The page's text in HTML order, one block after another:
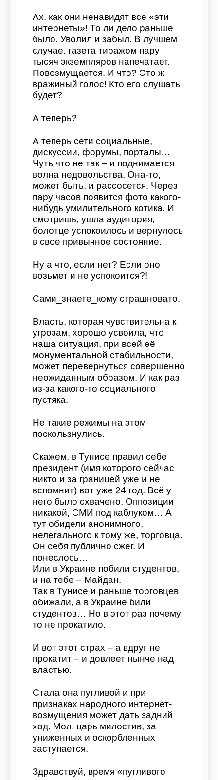
Ах, как они ненавидят все «эти
интернеты»! То ли дело раньше
было. Уволил и забыл. В лучшем
случае, газета тиражом пару
тысяч экземпляров напечатает.
Повозмущается. И что? Это ж
вражиный голос! Кто его слушать
будет?
А теперь?
А теперь сети социальные,
дискуссии, форумы, порталы…
Чуть что не так – и поднимается
волна недовольства. Она-то,
может быть, и рассосется. Через
пару часов появится фото какого-
нибудь умилительного котика. И
смотришь, ушла аудитория,
болотце успокоилось и вернулось
в свое привычное состояние.
Ну а что, если нет? Если оно
возьмет и не успокоится?!
Сами_знаете_кому страшновато.
Власть, которая чувствительна к
угрозам, хорошо усвоила, что
наша ситуация, при всей её
монументальной стабильности,
может перевернуться совершенно
неожиданным образом. И как раз
из-за какого-то социального
пустяка.
Не такие режимы на этом
поскользнулись.
Скажем, в Тунисе правил себе
президент (имя которого сейчас
никто и за границей уже и не
вспомнит) вот уже 24 год. Всё у
него было схвачено. Оппозиции
никакой, СМИ под каблуком… А
тут обидели анонимного,
нелегального к тому же, торговца.
Он себя публично сжег. И
понеслось…
Или в Украине побили студентов,
и на тебе – Майдан.
Так в Тунисе и раньше торговцев
обижали, а в Украине били
студентов… Но в этот раз почему
то не прокатило.
И вот этот страх – а вдруг не
прокатит – и довлеет нынче над
властью.
Стала она пугливой и при
признаках народного интернет-
возмущения может дать задний
ход. Мол, царь милостив, за
униженных и оскорбленных
заступается.
Здравствуй, время «пугливого